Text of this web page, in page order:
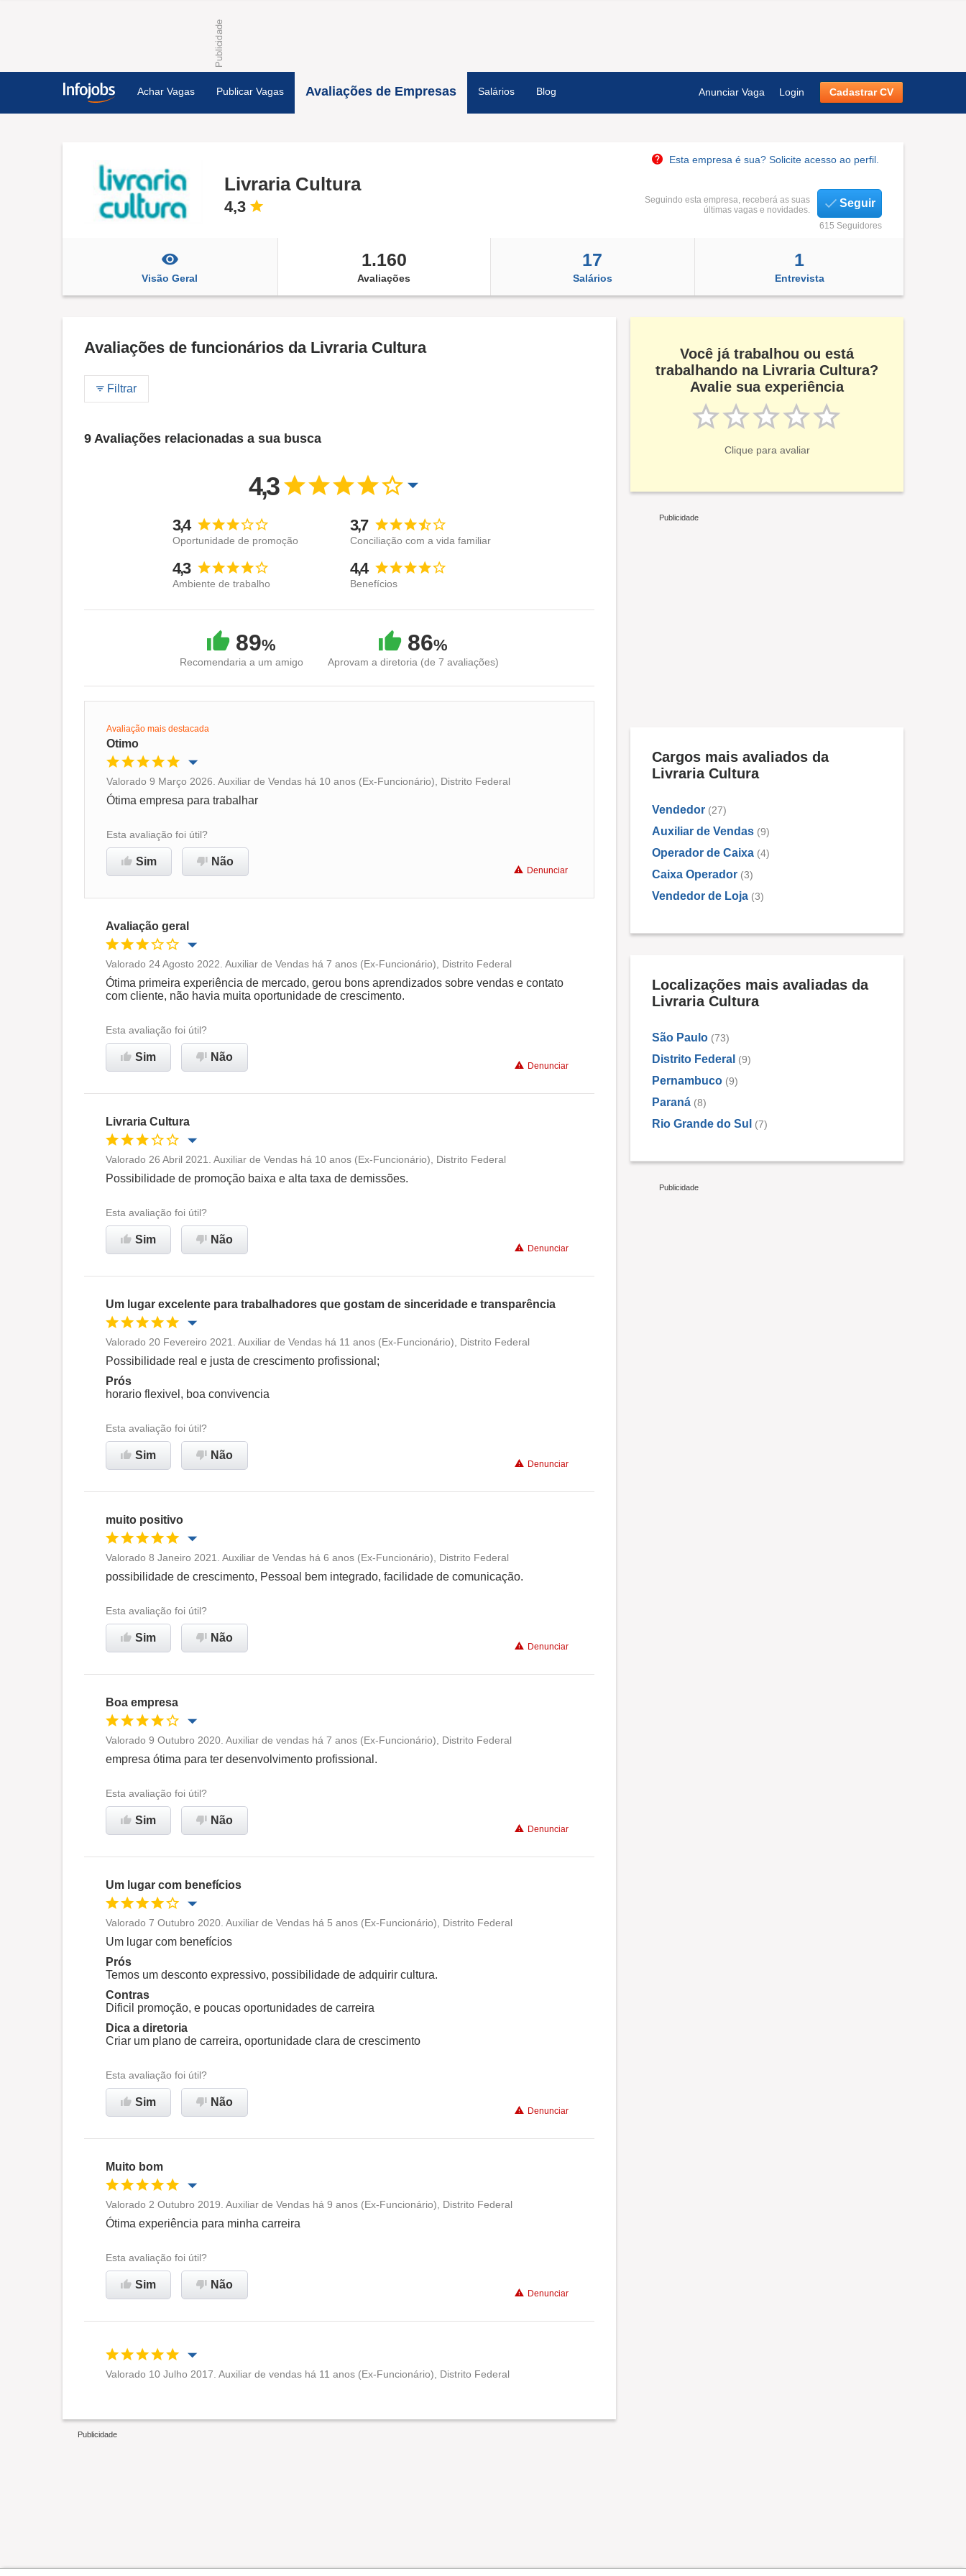
Achar Vagas Publicar Vagas Avaliações de Empresas Salários Blog Anunciar Vaga Login Cadastrar CV
Esta empresa é sua? Solicite acesso ao perfil.
Livraria Cultura
4,3
Seguindo esta empresa, receberá as suas
últimas vagas e novidades.
Seguir
615 Seguidores
Visão Geral
1.160
Avaliações
17
Salários
1
Entrevista
Avaliações de funcionários da Livraria Cultura
Filtrar
9 Avaliações relacionadas a sua busca
4,3
3,4
Oportunidade de promoção
3,7
Conciliação com a vida familiar
4,3
Ambiente de trabalho
4,4
Benefícios
89%
Recomendaria a um amigo
86%
Aprovam a diretoria (de 7 avaliações)
Avaliação mais destacada
Otimo
Oportunidade de promoção
Ambiente de trabalho
Recomenda esta empresa
Valorado 9 Março 2026. Auxiliar de Vendas há 10 anos (Ex-Funcionário), Distrito Federal
Ótima empresa para trabalhar
Esta avaliação foi útil?
Sim Não
Denunciar
Avaliação geral
Oportunidade de promoção Conciliação com a vida familiar
Recomenda esta empresa
Valorado 24 Agosto 2022. Auxiliar de Vendas há 7 anos (Ex-Funcionário), Distrito Federal
Ótima primeira experiência de mercado, gerou bons aprendizados sobre vendas e contato
com cliente, não havia muita oportunidade de crescimento.
Esta avaliação foi útil?
Sim Não
Denunciar
Livraria Cultura
Oportunidade de promoção
Ambiente de trabalho
Conciliação com a vida familiar
Não recomenda esta
Valorado 26 Abril 2021. Auxiliar de Vendas há 10 anos (Ex-Funcionário), Distrito Federal
Possibilidade de promoção baixa e alta taxa de demissões.
Esta avaliação foi útil?
Sim Não
Denunciar
Um lugar excelente para trabalhadores que gostam de sinceridade e transparência
Oportunidade de promoção
Ambiente de trabalho
Conciliação com a vida familiar
Recomenda esta empresa
Valorado 20 Fevereiro 2021. Auxiliar de Vendas há 11 anos (Ex-Funcionário), Distrito Federal
Possibilidade real e justa de crescimento profissional;
Prós
horario flexivel, boa convivencia
Esta avaliação foi útil?
Sim Não
Denunciar
muito positivo
Oportunidade de promoção
Ambiente de trabalho
Conciliação com a vida familiar
Recomenda esta empresa
Valorado 8 Janeiro 2021. Auxiliar de Vendas há 6 anos (Ex-Funcionário), Distrito Federal
possibilidade de crescimento, Pessoal bem integrado, facilidade de comunicação.
Esta avaliação foi útil?
Sim Não
Denunciar
Boa empresa
Oportunidade de promoção
Ambiente de trabalho
Conciliação com a vida familiar
Recomenda esta empresa
Valorado 9 Outubro 2020. Auxiliar de vendas há 7 anos (Ex-Funcionário), Distrito Federal
empresa ótima para ter desenvolvimento profissional.
Esta avaliação foi útil?
Sim Não
Denunciar
Um lugar com benefícios
Oportunidade de promoção
Ambiente de trabalho Benefícios
Recomenda esta empresa Recomenda a diretoria
Valorado 7 Outubro 2020. Auxiliar de Vendas há 5 anos (Ex-Funcionário), Distrito Federal
Um lugar com benefícios
Prós
Temos um desconto expressivo, possibilidade de adquirir cultura.
Contras
Dificil promoção, e poucas oportunidades de carreira
Dica a diretoria
Criar um plano de carreira, oportunidade clara de crescimento
Esta avaliação foi útil?
Sim Não
Denunciar
Muito bom
Oportunidade de promoção
Ambiente de trabalho
Recomenda esta empresa
Valorado 2 Outubro 2019. Auxiliar de Vendas há 9 anos (Ex-Funcionário), Distrito Federal
Ótima experiência para minha carreira
Esta avaliação foi útil?
Sim Não
Denunciar
Ambiente de trabalho Benefícios
Valorado 10 Julho 2017. Auxiliar de vendas há 11 anos (Ex-Funcionário), Distrito Federal
Você já trabalhou ou está
trabalhando na Livraria Cultura?
Avalie sua experiência
Clique para avaliar
Cargos mais avaliados da
Livraria Cultura
Vendedor (27)
Auxiliar de Vendas (9)
Operador de Caixa (4)
Caixa Operador (3)
Vendedor de Loja (3)
Localizações mais avaliadas da
Livraria Cultura
São Paulo (73)
Distrito Federal (9)
Pernambuco (9)
Paraná (8)
Rio Grande do Sul (7)